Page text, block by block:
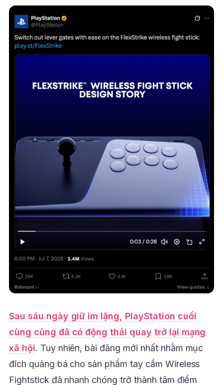
Sau sáu ngày giữ im lặng, PlayStation cuối
cùng cũng đã có động thái quay trở lại mạng
xã hội. Tuy nhiên, bài đăng mới nhất nhằm mục
đích quảng bá cho sản phẩm tay cầm Wireless
Fightstick đã nhanh chóng trở thành tâm điểm